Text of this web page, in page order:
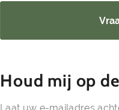
Houd mij op